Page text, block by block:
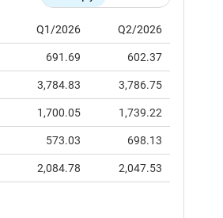
Q1/2026 Q2/2026
691.69 602.37
3,784.83 3,786.75
1,700.05 1,739.22
573.03 698.13
2,084.78 2,047.53